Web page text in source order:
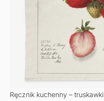
Ręcznik kuchenny – truskawki